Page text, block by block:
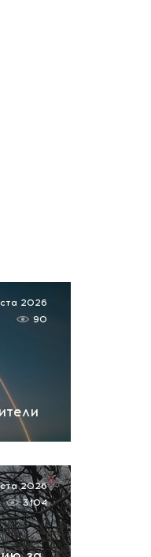
2026
90
2026
3104